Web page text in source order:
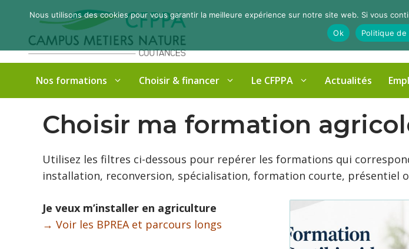
contenu
Nos formations Choisir & financer Le CFPPA Actualités
Choisir ma formation
Utilisez les filtres ci-dessous pour repérer les formations qui
installation, reconversion, spécialisation, formation courte, présentiel
Je veux m’installer en agriculture
→ Voir les BPREA et parcours longs
Nous utilisons des cookies pour vous garantir la meilleure expérience sur notre site web. Si vous
Ok
Politique